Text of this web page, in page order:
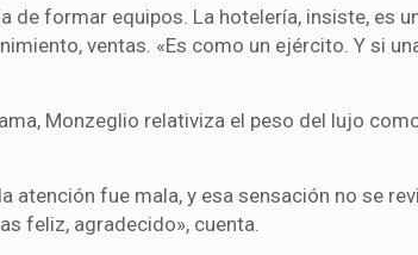
de formar equipos. La hotelería, insiste, es
ventas. «Es como un ejército. Y si
Monzeglio relativiza el peso del lujo
atención fue mala, y esa sensación no se
feliz, agradecido», cuenta.